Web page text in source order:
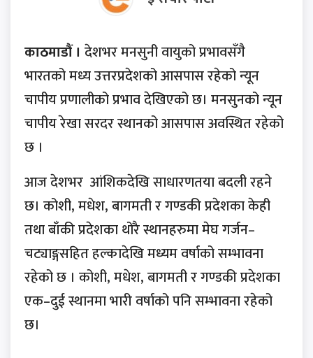
काठमाडौं । देशभर मनसुनी वायुको प्रभावसँगै
भारतको मध्य उत्तरप्रदेशको आसपास रहेको न्यून
चापीय प्रणालीको प्रभाव देखिएको छ। मनसुनको न्यून
चापीय रेखा सरदर स्थानको आसपास अवस्थित रहेको
छ ।
आज देशभर आंशिकदेखि साधारणतया बदली रहने
छ। कोशी, मधेश, बागमती र गण्डकी प्रदेशका केही
तथा बाँकी प्रदेशका थोरै स्थानहरुमा मेघ गर्जन–
चट्याङ्गसहित हल्कादेखि मध्यम वर्षाको सम्भावना
रहेको छ । कोशी, मधेश, बागमती र गण्डकी प्रदेशका
एक–दुई स्थानमा भारी वर्षाको पनि सम्भावना रहेको
छ।